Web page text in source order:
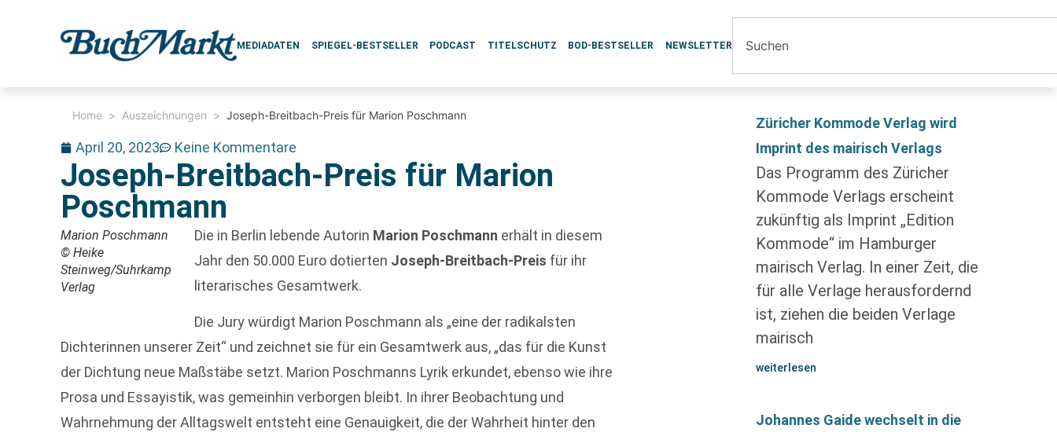
MEDIADATEN SPIEGEL-BESTSELLER PODCAST TITELSCHUTZ BOD-BESTSELLER NEWSLETTER
Home > Auszeichnungen > Joseph-Breitbach-Preis für Marion Poschmann
April 20, 2023 Keine Kommentare
Joseph-Breitbach-Preis für Marion
Poschmann
Marion Poschmann
© Heike
Steinweg/Suhrkamp
Verlag
Die in Berlin lebende Autorin Marion Poschmann erhält in diesem
Jahr den 50.000 Euro dotierten Joseph-Breitbach-Preis für ihr
literarisches Gesamtwerk.
Die Jury würdigt Marion Poschmann als „eine der radikalsten
Dichterinnen unserer Zeit“ und zeichnet sie für ein Gesamtwerk aus, „das für die Kunst
der Dichtung neue Maßstäbe setzt. Marion Poschmanns Lyrik erkundet, ebenso wie ihre
Prosa und Essayistik, was gemeinhin verborgen bleibt. In ihrer Beobachtung und
Wahrnehmung der Alltagswelt entsteht eine Genauigkeit, die der Wahrheit hinter den
Züricher Kommode Verlag wird
Imprint des mairisch Verlags
Das Programm des Züricher
Kommode Verlags erscheint
zukünftig als Imprint „Edition
Kommode“ im Hamburger
mairisch Verlag. In einer Zeit, die
für alle Verlage herausfordernd
ist, ziehen die beiden Verlage
mairisch
weiterlesen
Johannes Gaide wechselt in die